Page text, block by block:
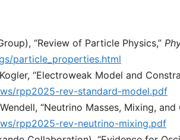
“Review of Particle Physics,”
particle_properties.html
“Electroweak Model and
rpp2025-rev-standard-model.pdf
“Neutrino Masses, Mixing, and
rpp2025-rev-neutrino-mixing.pdf